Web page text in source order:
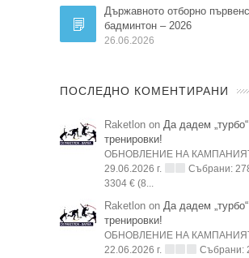
Държавното отборно
бадминтон – 2026
26.06.2026
ПОСЛЕДНО КОМЕНТИРАНИ
Raketlon on Да дадем
тренировки!
ОБНОВЛЕНИЕ НА
29.06.2026 г.
Събрани:
3304 € (8...
Raketlon on Да дадем
тренировки!
ОБНОВЛЕНИЕ НА
22.06.2026 г.
Събрани: